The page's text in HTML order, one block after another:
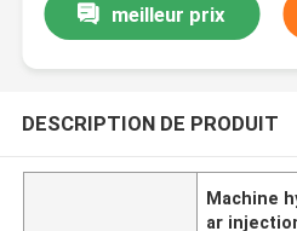
meilleur prix
DESCRIPTION DE PRODUIT
Machine
ar